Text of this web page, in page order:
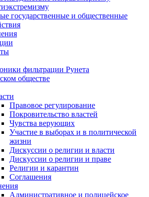
государственные и общественные
фильтрации Рунета
обществе
Правовое регулирование
Покровительство властей
Чувства верующих
Участие в выборах и в политической
жизни
Дискуссии о религии и власти
Дискуссии о религии и праве
Религии и карантин
Соглашения
Административное и полицейское